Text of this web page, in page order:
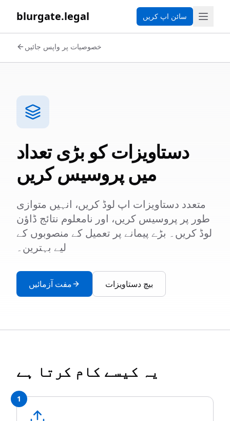
blurgate.legal سائن اپ کریں
خصوصیات پر واپس جائیں
دستاویزات کو بڑی تعداد
میں پروسیس کریں
متعدد دستاویزات اپ لوڈ کریں، انہیں متوازی
طور پر پروسیس کریں، اور نامعلوم نتائج ڈاؤن
لوڈ کریں۔ بڑے پیمانے پر تعمیل کے منصوبوں کے
لیے بہترین۔
مفت آزمائیں بیچ دستاویزات
یہ کیسے کام کرتا ہے
1